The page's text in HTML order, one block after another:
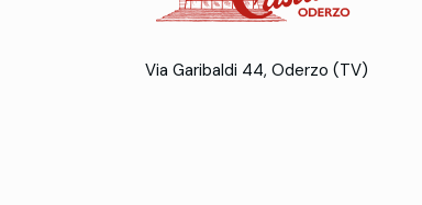
Via Garibaldi 44, Oderzo (TV)